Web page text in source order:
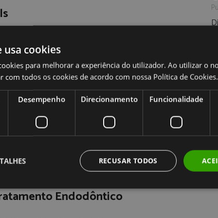
na UIC - Barcelona
Goulão participou no Curso Intensivo de
conceituada UIC - Universidad Internacional de
numa acção de formação para actualização de
para conservação de dentes severamente
Endodôntico
usa cookies
para melhorar a experiência do utilizador. Ao utilizar o
com todos os cookies de acordo com nossa Política de Cookies.
Desempenho Direcionamento Funcionalidade
RECUSAR TODOS